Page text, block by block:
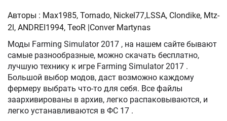
Авторы : Max1985, Tornado, Nickel77,LSSA, Clondike, Mtz-
2l, ANDREI1994, TeoR |Conver Martynas
Моды Farming Simulator 2017 , на нашем сайте бывают
самые разнообразные, можно скачать бесплатно,
лучшую технику к игре Farming Simulator 2017 .
Большой выбор модов, даст возможно каждому
фермеру выбрать что-то для себя. Все файлы
заархивированы в архив, легко распаковываются, и
легко устанавливаются в ФС 17 .